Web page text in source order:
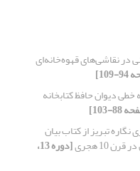
در نقاشی‌های قهوه‌خانه‌ای
دیوان حافظ کتابخانه
تبریز از کتاب بیان
10 هجری [دوره 13،